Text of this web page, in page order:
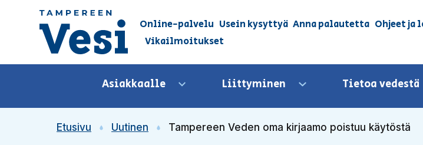
Siirry sisältöön
Siirry etusivulle
Online-palvelu Usein kysyttyä Anna palautetta Ohjeet ja
Vikailmoitukset
Asiakkaalle Avaa valikkoLiittyminen Avaa valikkoTietoa vedestä
Etusivu Uutinen Tampereen Veden oma kirjaamo poistuu käytöstä